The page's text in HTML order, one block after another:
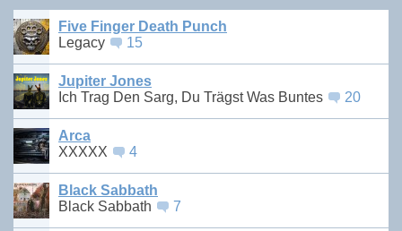
Five Finger Death Punch
Legacy
15
Jupiter Jones
Ich Trag Den Sarg, Du Trägst Was Buntes
20
Arca
XXXXX
4
Black Sabbath
Black Sabbath
7